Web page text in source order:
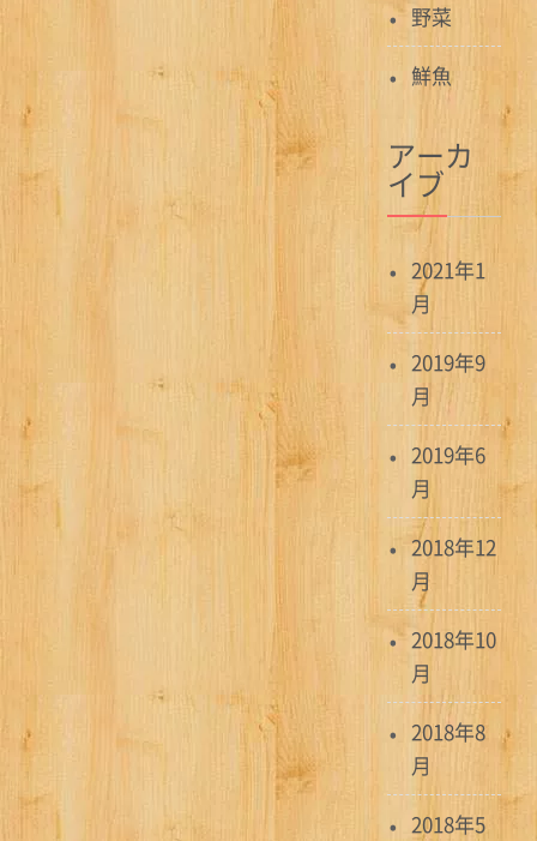
野菜
鮮魚
アーカ
イブ
2021年1
月
2019年9
月
2019年6
月
2018年12
月
2018年10
月
2018年8
月
2018年5